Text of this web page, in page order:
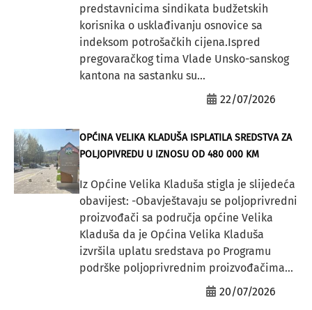
predstavnicima sindikata budžetskih
korisnika o usklađivanju osnovice sa
indeksom potrošačkih cijena.Ispred
pregovaračkog tima Vlade Unsko-sanskog
kantona na sastanku su...
22/07/2026
OPĆINA VELIKA KLADUŠA ISPLATILA SREDSTVA ZA
POLJOPIVREDU U IZNOSU OD 480 000 KM
Iz Općine Velika Kladuša stigla je slijedeća
obavijest: -Obavještavaju se poljoprivredni
proizvođači sa područja općine Velika
Kladuša da je Općina Velika Kladuša
izvršila uplatu sredstava po Programu
podrške poljoprivrednim proizvođačima...
20/07/2026